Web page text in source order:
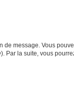
de message. Vous
). Par la suite, vous